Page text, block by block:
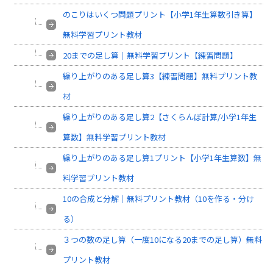
のこりはいくつ問題プリント【小学1年生算数引き算】
無料学習プリント教材
20までの足し算｜無料学習プリント【練習問題】
繰り上がりのある足し算3【練習問題】無料プリント教
材
繰り上がりのある足し算2【さくらんぼ計算/小学1年生
算数】無料学習プリント教材
繰り上がりのある足し算1プリント【小学1年生算数】無
料学習プリント教材
10の合成と分解｜無料プリント教材（10を作る・分け
る）
３つの数の足し算（一度10になる20までの足し算）無料
プリント教材